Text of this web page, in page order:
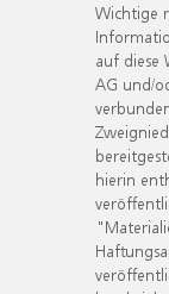
Wichtige
auf diese
AG und/
hierin